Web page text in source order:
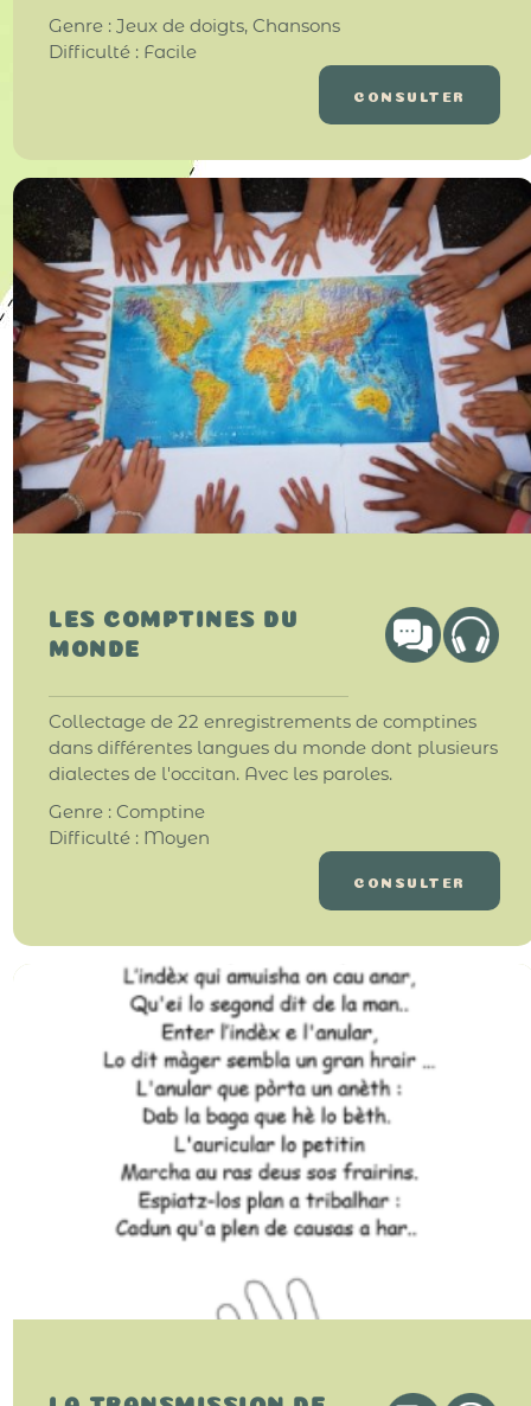
Genre : Jeux de doigts, Chansons
Difficulté : Facile
CONSULTER
LES COMPTINES DU
MONDE
Collectage de 22 enregistrements de comptines
dans différentes langues du monde dont plusieurs
dialectes de l'occitan. Avec les paroles.
Genre : Comptine
Difficulté : Moyen
CONSULTER